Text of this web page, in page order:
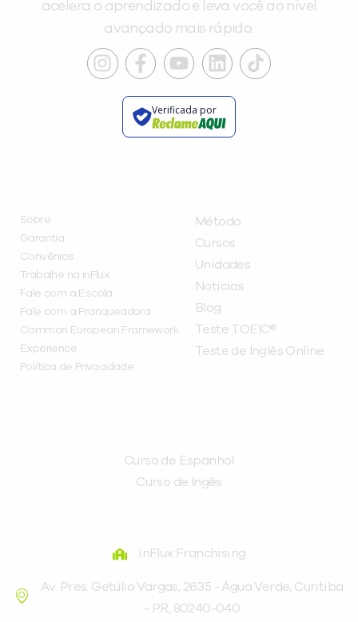
acelera o aprendizado e leva você ao nível
avançado mais rápido.
Verificada por
Sobre
Garantia
Convênios
Trabalhe na inFlux
Fale com a Escola
Fale com a Franqueadora
Common European Framework
Experience
Política de Privacidade
Método
Cursos
Unidades
Notícias
Blog
Teste TOEIC®
Teste de Inglês Online
Curso de Espanhol
Curso de Ingês
inFlux Franchising
Av. Pres. Getúlio Vargas, 2635 - Água Verde, Curitiba
- PR, 80240-040